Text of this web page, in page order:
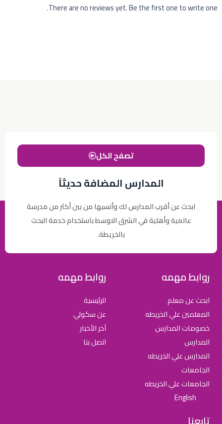
There are no reviews yet. Be the first one to write one.
المدارس المضافة حديثاً
ابحث عن أقرب المدارس لك وأنسبها من بين أكثر من مدرسة
عالمية وأهلية في الشرق الاوسط باستخدام خدمة البحث
بالخريطة.
تصفح الكل
روابط مهمه
ابحث عن معلم
المعلمين علي الخريطه
خصومات المدارس
المدارس
المدارس علي الخريطه
الجامعات
الجامعات علي الخريطه
English
روابط مهمه
الرئيسية
عن سكولي
آخر الأخبار
اتصل بنا